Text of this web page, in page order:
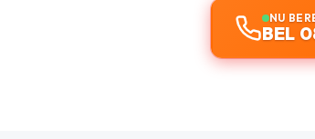
NU
BEL